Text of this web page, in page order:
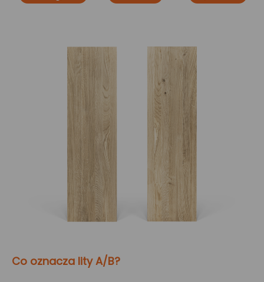
Co oznacza lity A/B?